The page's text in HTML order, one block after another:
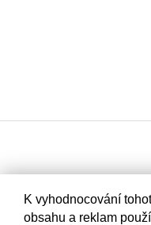
K vyhodnocování
obsahu a reklam